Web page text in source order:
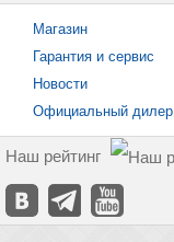
Магазин
Гарантия и сервис
Новости
Официальный дилер
Наш рейтинг